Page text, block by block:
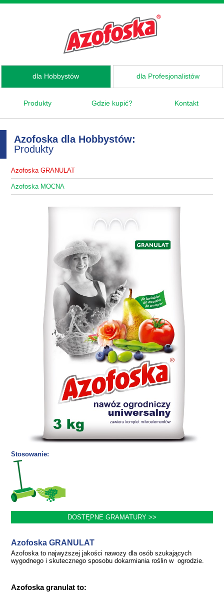
dla Hobbystów dla Profesjonalistów
Produkty Gdzie kupić? Kontakt
Azofoska dla Hobbystów:
Produkty
Azofoska GRANULAT
Azofoska MOCNA
Stosowanie:
Azofoska GRANULAT
Azofoska to najwyższej jakości nawozy dla osób szukających
wygodnego i skutecznego sposobu dokarmiania roślin w ogrodzie.
Azofoska granulat to: